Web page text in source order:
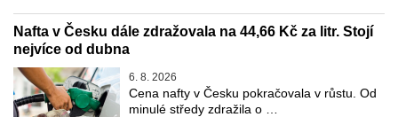
Nafta v Česku dále zdražovala na 44,66 Kč za litr. Stojí
nejvíce od dubna
6. 8. 2026
Cena nafty v Česku pokračovala v růstu. Od
minulé středy zdražila o …